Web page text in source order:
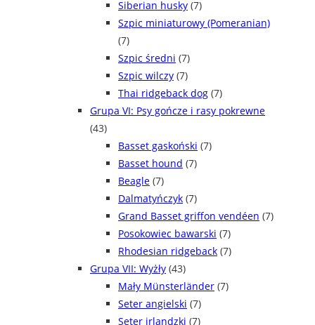
Siberian husky (7)
Szpic miniaturowy (Pomeranian)
(7)
Szpic średni (7)
Szpic wilczy (7)
Thai ridgeback dog (7)
Grupa VI: Psy gończe i rasy pokrewne
(43)
Basset gaskoński (7)
Basset hound (7)
Beagle (7)
Dalmatyńczyk (7)
Grand Basset griffon vendéen (7)
Posokowiec bawarski (7)
Rhodesian ridgeback (7)
Grupa VII: Wyżły (43)
Mały Münsterländer (7)
Seter angielski (7)
Seter irlandzki (7)